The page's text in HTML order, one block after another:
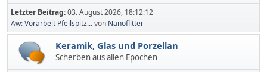
Letzter Beitrag:03. August 2026, 18:12:12
Aw: Vorarbeit Pfeilspitz...von Nanoflitter
Keramik, Glas und Porzellan
Scherben aus allen Epochen